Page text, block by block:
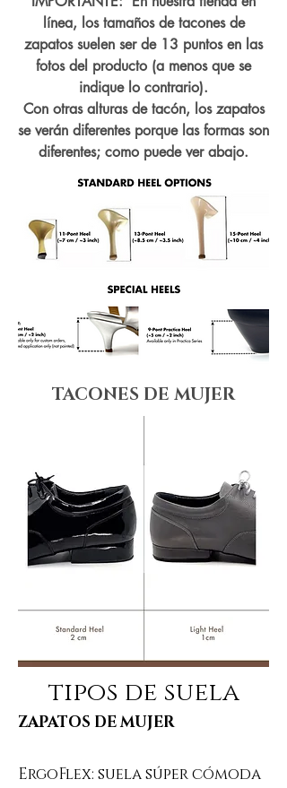
línea, los tamaños de tacones de
zapatos suelen ser de 13 puntos en las
fotos del producto (a menos que se
indique lo contrario).
Con otras alturas de tacón, los zapatos
se verán diferentes porque las formas son
diferentes; como puede ver abajo.
TACONES DE MUJER
tipos de suela
ZAPATOS DE MUJER
ErgoFlex: suela súper cómoda